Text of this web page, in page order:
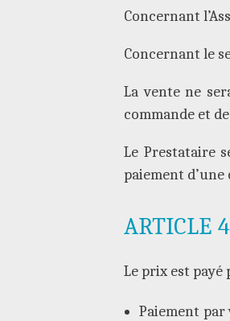
Concernant
Concernant le
La vente ne
commande et
Le Prestataire
paiement
ARTICLE
Le prix est payé
Paiement